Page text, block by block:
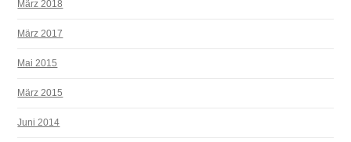
März 2018
März 2017
Mai 2015
März 2015
Juni 2014